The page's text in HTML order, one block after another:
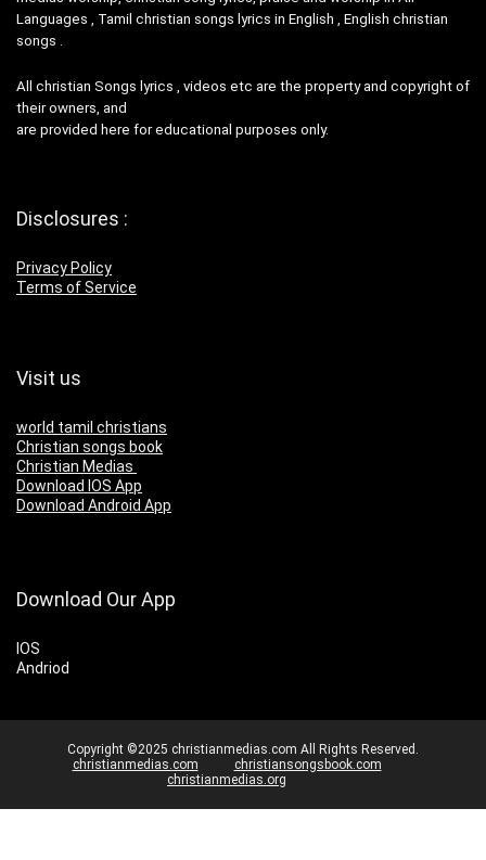
Languages , Tamil christian songs lyrics in English , English christian
songs .
All christian Songs lyrics , videos etc are the property and copyright of
their owners, and
are provided here for educational purposes only.
Disclosures :
Privacy Policy
Terms of Service
Visit us
world tamil christians
Christian songs book
Christian Medias
Download IOS App
Download Android App
Download Our App
IOS
Andriod
Copyright ©2025 christianmedias.com All Rights Reserved.
christianmedias.com
christiansongsbook.com
christianmedias.org